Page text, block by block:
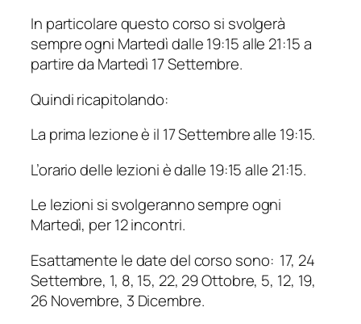
In particolare questo corso si svolgerà
sempre ogni Martedì dalle 19:15 alle 21:15 a
partire da Martedì 17 Settembre.
Quindi ricapitolando:
La prima lezione è il 17 Settembre alle 19:15.
L’orario delle lezioni è dalle 19:15 alle 21:15.
Le lezioni si svolgeranno sempre ogni
Martedì, per 12 incontri.
Esattamente le date del corso sono: 17, 24
Settembre, 1, 8, 15, 22, 29 Ottobre, 5, 12, 19,
26 Novembre, 3 Dicembre.